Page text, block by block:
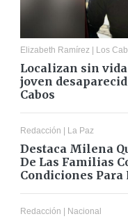
Elizabeth Ramírez | Los
Localizan sin
joven
Cabos
Redacción | La Paz
Destaca Milena
De Las Familias
Condiciones Para
Redacción | Nacional